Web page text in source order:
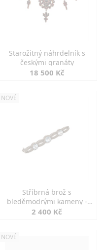
Starožitný náhrdelník s
českými granáty
18 500 Kč
NOVÉ
Stříbrná brož s
bleděmodrými kameny -
jemná elegance
2 400 Kč
NOVÉ